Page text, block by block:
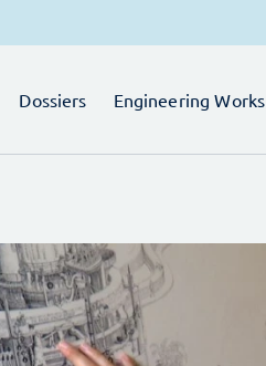
Dossiers Engineering Works